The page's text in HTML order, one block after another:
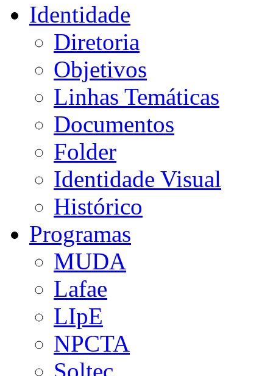
Identidade
Diretoria
Objetivos
Linhas Temáticas
Documentos
Folder
Identidade Visual
Histórico
Programas
MUDA
Lafae
LIpE
NPCTA
Soltec